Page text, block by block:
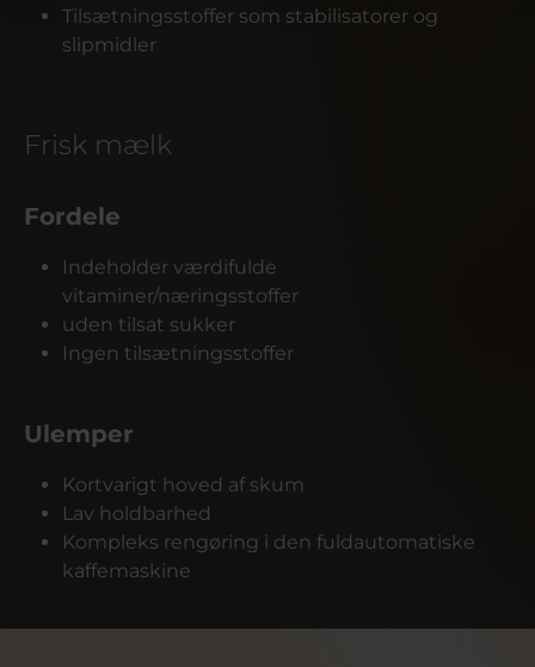
Tilsætningsstoffer som stabilisatorer og
slipmidler
Frisk mælk
Fordele
Indeholder værdifulde
vitaminer/næringsstoffer
uden tilsat sukker
Ingen tilsætningsstoffer
Ulemper
Kortvarigt hoved af skum
Lav holdbarhed
Kompleks rengøring i den fuldautomatiske
kaffemaskine